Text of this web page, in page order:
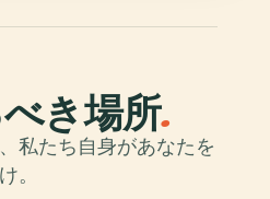
き場所.
私たち自身があなたを
。